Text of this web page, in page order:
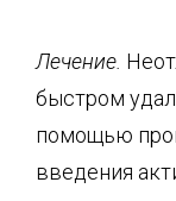
Лечение.
быстром
помощью
введения